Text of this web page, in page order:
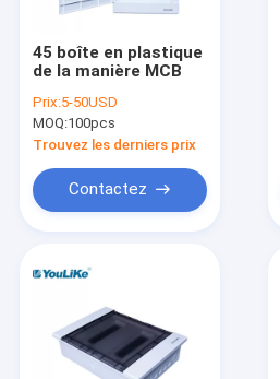
45 boîte en plastique
de la manière MCB
Prix:5-50USD
MOQ:100pcs
Trouvez les derniers prix
Contactez